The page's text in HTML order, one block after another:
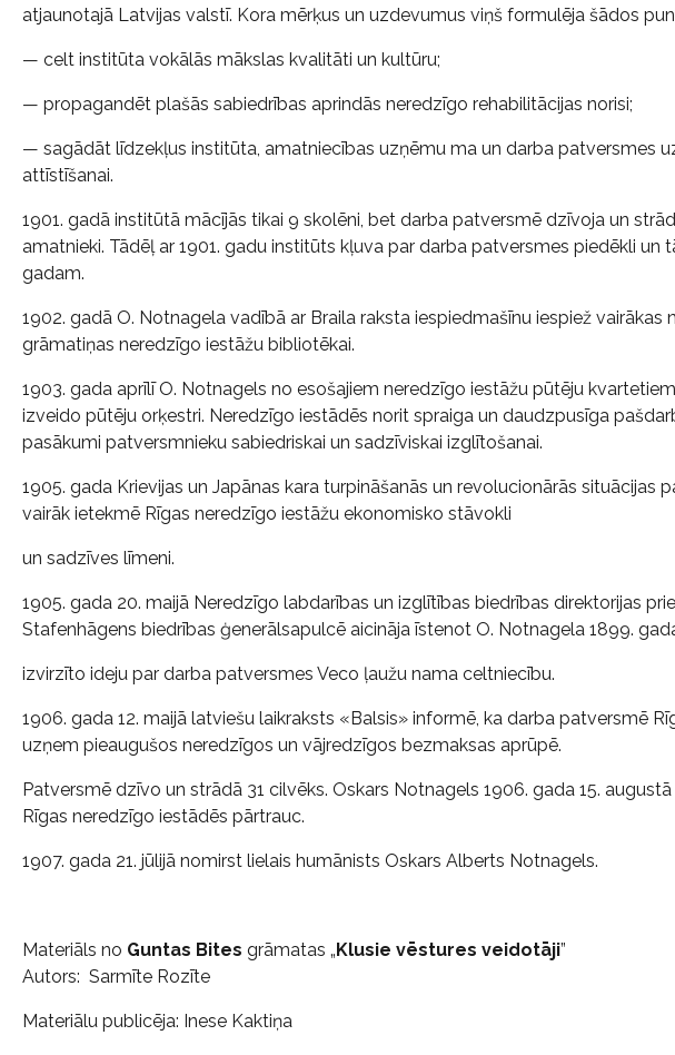
atjaunotajā Latvijas valstī. Kora mērķus un uzdevumus viņš formulēja šādos
— celt institūta vokālās mākslas kvalitāti un kultūru;
— propagandēt plašās sabiedrības aprindās neredzīgo rehabilitācijas norisi;
— sagādāt līdzekļus institūta, amatniecības uzņēmu ma un darba patversmes
attīstīšanai.
1901. gadā institūtā mācījās tikai 9 skolēni, bet darba patversmē dzīvoja un
amatnieki. Tādēļ ar 1901. gadu institūts kļuva par darba patversmes piedēkli un
gadam.
1902. gadā O. Notnagela vadībā ar Braila raksta iespiedmašīnu iespiež vairākas
grāmatiņas neredzīgo iestāžu bibliotēkai.
1903. gada aprīlī O. Notnagels no esošajiem neredzīgo iestāžu pūtēju
izveido pūtēju orķestri. Neredzīgo iestādēs norit spraiga un daudzpusīga
pasākumi patversmnieku sabiedriskai un sadzīviskai izglītošanai.
1905. gada Krievijas un Japānas kara turpināšanās un revolucionārās situācijas
vairāk ietekmē Rīgas neredzīgo iestāžu ekonomisko stāvokli
un sadzīves līmeni.
1905. gada 20. maijā Neredzīgo labdarības un izglītības biedrības direktorijas
Stafenhāgens biedrības ģenerālsapulcē aicināja īstenot O. Notnagela 1899.
izvirzīto ideju par darba patversmes Veco ļaužu nama celtniecību.
1906. gada 12. maijā latviešu laikraksts «Balsis» informē, ka darba patversmē
uzņem pieaugušos neredzīgos un vājredzīgos bezmaksas aprūpē.
Patversmē dzīvo un strādā 31 cilvēks. Oskars Notnagels 1906. gada 15.
Rīgas neredzīgo iestādēs pārtrauc.
1907. gada 21. jūlijā nomirst lielais humānists Oskars Alberts Notnagels.
Materiāls no Guntas Bites grāmatas „Klusie vēstures veidotāji”
Autors: Sarmīte Rozīte
Materiālu publicēja: Inese Kaktiņa